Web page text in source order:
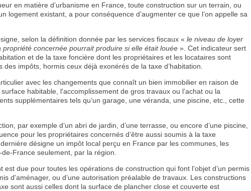
en matière d’urbanisme en France, toute construction sur un terrain, ou
logement existant, a pour conséquence d’augmenter ce que l’on appelle sa
selon la définition donnée par les services fiscaux « le niveau de loyer
propriété concernée pourrait produire si elle était louée ». Cet indicateur sert
et de la taxe foncière dont les propriétaires et les locataires sont
des impôts, hormis ceux déjà exonérés de la taxe d’habitation.
avec les changements que connaît un bien immobilier en raison de
habitable, l'accomplissement de gros travaux ou l’achat ou la
supplémentaires tels qu’un garage, une véranda, une piscine, etc., cette
par exemple d’un abri de jardin, d’une terrasse, ou encore d’une piscine,
pour les propriétaires concernés d’être aussi soumis à la taxe
désigne un impôt local perçu en France par les communes, les
France seulement, par la région.
est due pour toutes les opérations de construction qui font l’objet d’un permis
d'aménager, ou d’une autorisation préalable de travaux. Les constructions
sont aussi celles dont la surface de plancher close et couverte est